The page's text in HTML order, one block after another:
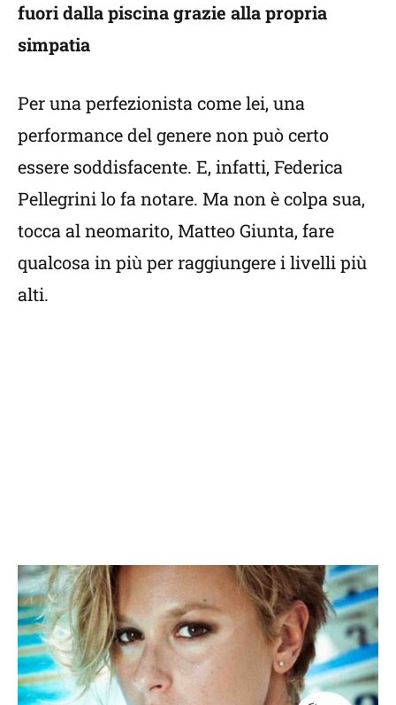
fuori dalla piscina grazie alla propria
simpatia
Per una perfezionista come lei, una
performance del genere non può certo
essere soddisfacente. E, infatti, Federica
Pellegrini lo fa notare. Ma non è colpa sua,
tocca al neomarito, Matteo Giunta, fare
qualcosa in più per raggiungere i livelli più
alti.